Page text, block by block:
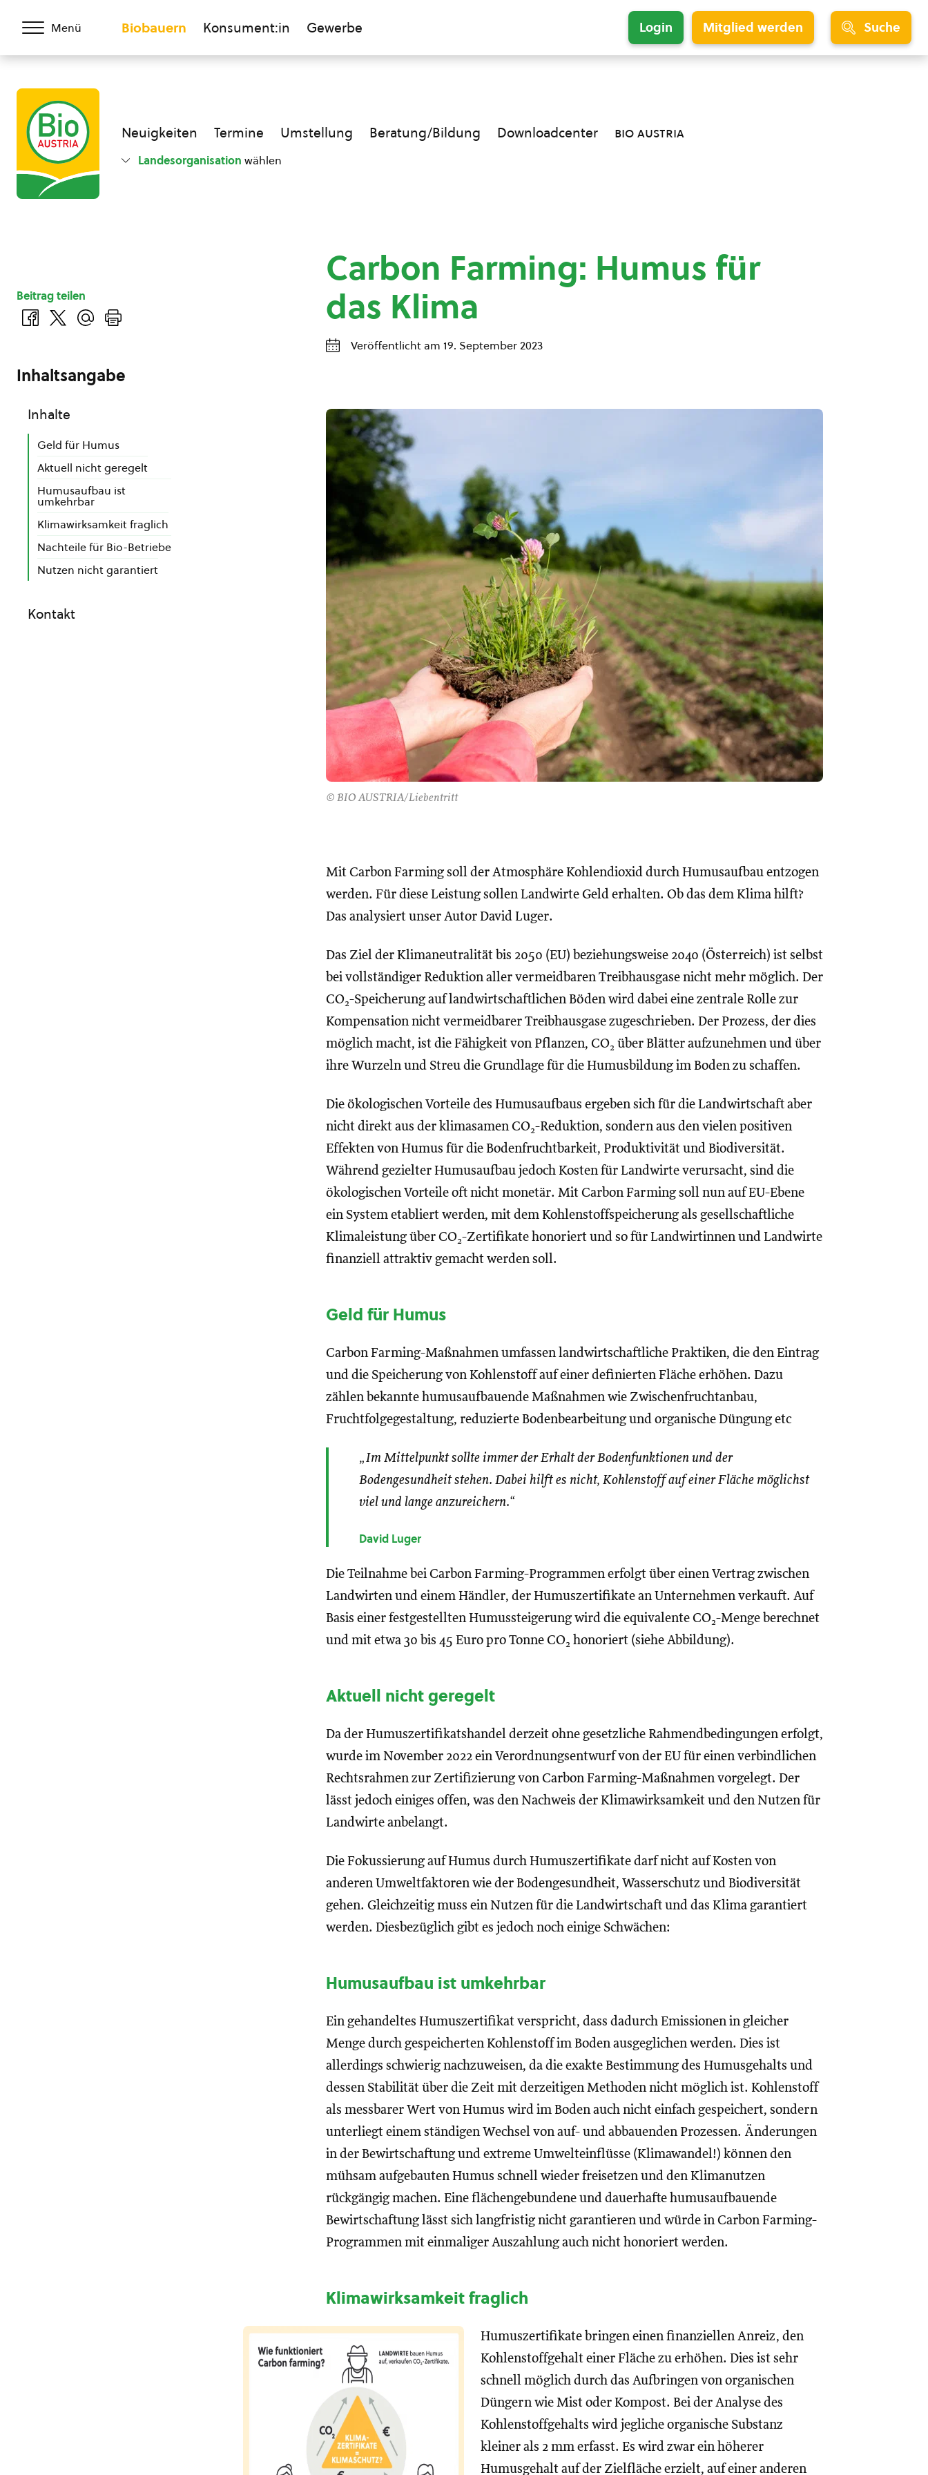
Menü Biobauern Konsument:in Gewerbe Login Mitglied werden Suche
Neuigkeiten Termine Umstellung Beratung/Bildung Downloadcenter bio austria
Landesorganisation wählen
Carbon Farming: Humus für
das Klima
Veröffentlicht am 19. September 2023
© BIO AUSTRIA/Liebentritt
Mit Carbon Farming soll der Atmosphäre Kohlendioxid durch Humusaufbau entzogen
werden. Für diese Leistung sollen Landwirte Geld erhalten. Ob das dem Klima hilft?
Das analysiert unser Autor David Luger.
Das Ziel der Klimaneutralität bis 2050 (EU) beziehungsweise 2040 (Österreich) ist selbst
bei vollständiger Reduktion aller vermeidbaren Treibhausgase nicht mehr möglich. Der
CO2-Speicherung auf landwirtschaftlichen Böden wird dabei eine zentrale Rolle zur
Kompensation nicht vermeidbarer Treibhausgase zugeschrieben. Der Prozess, der dies
möglich macht, ist die Fähigkeit von Pflanzen, CO2 über Blätter aufzunehmen und über
ihre Wurzeln und Streu die Grundlage für die Humusbildung im Boden zu schaffen.
Die ökologischen Vorteile des Humusaufbaus ergeben sich für die Landwirtschaft aber
nicht direkt aus der klimasamen CO2-Reduktion, sondern aus den vielen positiven
Effekten von Humus für die Bodenfruchtbarkeit, Produktivität und Biodiversität.
Während gezielter Humusaufbau jedoch Kosten für Landwirte verursacht, sind die
ökologischen Vorteile oft nicht monetär. Mit Carbon Farming soll nun auf EU-Ebene
ein System etabliert werden, mit dem Kohlenstoffspeicherung als gesellschaftliche
Klimaleistung über CO2-Zertifikate honoriert und so für Landwirtinnen und Landwirte
finanziell attraktiv gemacht werden soll.
Geld für Humus
Carbon Farming-Maßnahmen umfassen landwirtschaftliche Praktiken, die den Eintrag
und die Speicherung von Kohlenstoff auf einer definierten Fläche erhöhen. Dazu
zählen bekannte humusaufbauende Maßnahmen wie Zwischenfruchtanbau,
Fruchtfolgegestaltung, reduzierte Bodenbearbeitung und organische Düngung etc
„Im Mittelpunkt sollte immer der Erhalt der Bodenfunktionen und der
Bodengesundheit stehen. Dabei hilft es nicht, Kohlenstoff auf einer Fläche möglichst
viel und lange anzureichern.“
David Luger
Die Teilnahme bei Carbon Farming-Programmen erfolgt über einen Vertrag zwischen
Landwirten und einem Händler, der Humuszertifikate an Unternehmen verkauft. Auf
Basis einer festgestellten Humussteigerung wird die equivalente CO2-Menge berechnet
und mit etwa 30 bis 45 Euro pro Tonne CO2 honoriert (siehe Abbildung).
Aktuell nicht geregelt
Da der Humuszertifikatshandel derzeit ohne gesetzliche Rahmendbedingungen erfolgt,
wurde im November 2022 ein Verordnungsentwurf von der EU für einen verbindlichen
Rechtsrahmen zur Zertifizierung von Carbon Farming-Maßnahmen vorgelegt. Der
lässt jedoch einiges offen, was den Nachweis der Klimawirksamkeit und den Nutzen für
Landwirte anbelangt.
Die Fokussierung auf Humus durch Humuszertifikate darf nicht auf Kosten von
anderen Umweltfaktoren wie der Bodengesundheit, Wasserschutz und Biodiversität
gehen. Gleichzeitig muss ein Nutzen für die Landwirtschaft und das Klima garantiert
werden. Diesbezüglich gibt es jedoch noch einige Schwächen:
Humusaufbau ist umkehrbar
Ein gehandeltes Humuszertifikat verspricht, dass dadurch Emissionen in gleicher
Menge durch gespeicherten Kohlenstoff im Boden ausgeglichen werden. Dies ist
allerdings schwierig nachzuweisen, da die exakte Bestimmung des Humusgehalts und
dessen Stabilität über die Zeit mit derzeitigen Methoden nicht möglich ist. Kohlenstoff
als messbarer Wert von Humus wird im Boden auch nicht einfach gespeichert, sondern
unterliegt einem ständigen Wechsel von auf- und abbauenden Prozessen. Änderungen
in der Bewirtschaftung und extreme Umwelteinflüsse (Klimawandel!) können den
mühsam aufgebauten Humus schnell wieder freisetzen und den Klimanutzen
rückgängig machen. Eine flächengebundene und dauerhafte humusaufbauende
Bewirtschaftung lässt sich langfristig nicht garantieren und würde in Carbon Farming-
Programmen mit einmaliger Auszahlung auch nicht honoriert werden.
Klimawirksamkeit fraglich
Humuszertifikate bringen einen finanziellen Anreiz, den
Kohlenstoffgehalt einer Fläche zu erhöhen. Dies ist sehr
schnell möglich durch das Aufbringen von organischen
Düngern wie Mist oder Kompost. Bei der Analyse des
Kohlenstoffgehalts wird jegliche organische Substanz
kleiner als 2 mm erfasst. Es wird zwar ein höherer
Humusgehalt auf der Zielfläche erzielt, auf einer anderen
Beitrag teilen
Inhaltsangabe
Inhalte
Geld für Humus
Aktuell nicht geregelt
Humusaufbau ist
umkehrbar
Klimawirksamkeit fraglich
Nachteile für Bio-Betriebe
Nutzen nicht garantiert
Kontakt